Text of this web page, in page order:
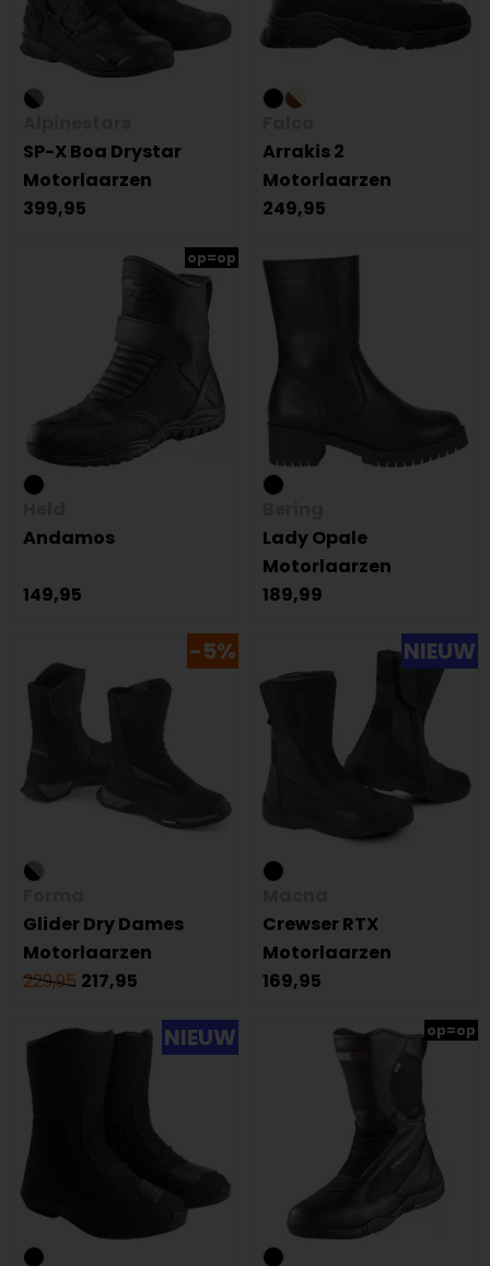
SP-X Boa Drystar
Motorlaarzen
399,95
Arrakis 2
Motorlaarzen
249,95
op=op
Andamos
149,95
Lady Opale
Motorlaarzen
189,99
-5%
Glider Dry Dames
Motorlaarzen
229,95 217,95
NIEUW
Crewser RTX
Motorlaarzen
169,95
NIEUW op=op